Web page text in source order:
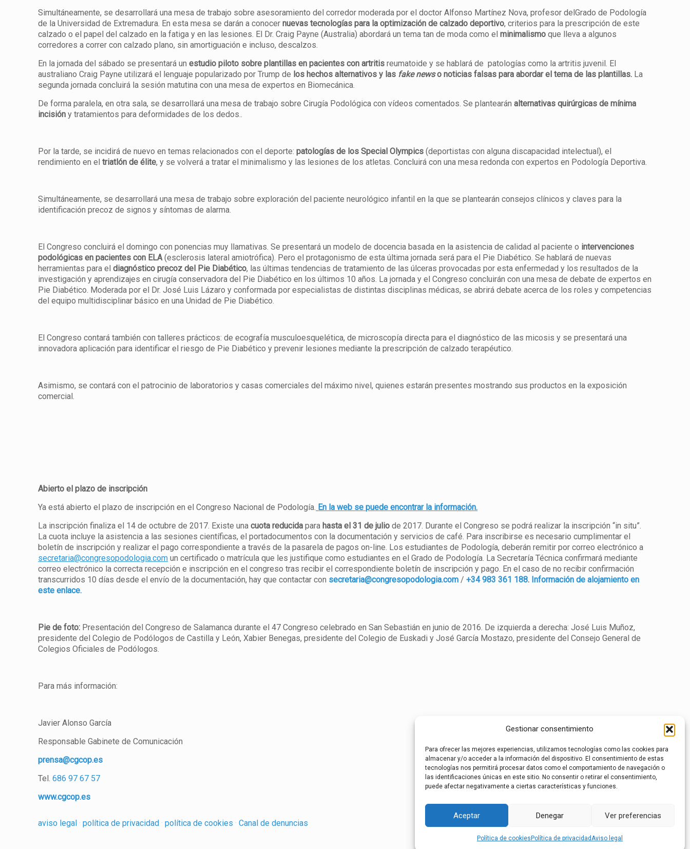
Gestionar consentimiento
Para ofrecer las mejores experiencias, utilizamos tecnologías como las cookies para
almacenar y/o acceder a la información del dispositivo. El consentimiento de estas
tecnologías nos permitirá procesar datos como el comportamiento de navegación o
las identificaciones únicas en este sitio. No consentir o retirar el consentimiento,
puede afectar negativamente a ciertas características y funciones.
Aceptar Denegar Ver preferencias
Política de cookies Política de privacidadAviso legal
Simultáneamente, se desarrollará una mesa de trabajo sobre asesoramiento del corredor moderada por el doctor Alfonso Martínez Nova, profesor delGrado de Podología
de la Universidad de Extremadura. En esta mesa se darán a conocernuevas tecnologías para la optimización de calzado deportivo, criterios para la prescripción de este
calzado o el papel del calzado en la fatiga y en las lesiones. El Dr. Craig Payne (Australia) abordará un tema tan de moda como elminimalismo que lleva a algunos
corredores a correr con calzado plano, sin amortiguación e incluso, descalzos.
En la jornada del sábado se presentará unestudio piloto sobre plantillas en pacientes con artritis reumatoide y se hablará de patologías como la artritis juvenil. El
australiano Craig Payne utilizará el lenguaje popularizado por Trump de los hechos alternativos y las fake newso noticias falsas para abordar el tema de las plantillas. La
segunda jornada concluirá la sesión matutina con una mesa de expertos en Biomecánica.
De forma paralela, en otra sala, se desarrollará una mesa de trabajo sobre Cirugía Podológica con vídeos comentados. Se plantearánalternativas quirúrgicas de mínima
incisión y tratamientos para deformidades de los dedos..
Por la tarde, se incidirá de nuevo en temas relacionados con el deporte:patologías de los Special Olympics (deportistas con alguna discapacidad intelectual), el
rendimiento en eltriatlón de élite, y se volverá a tratar el minimalismo y las lesiones de los atletas. Concluirá con una mesa redonda con expertos en Podología Deportiva.
Simultáneamente, se desarrollará una mesa de trabajo sobre exploración del paciente neurológico infantil en la que se plantearán consejos clínicos y claves para la
identificación precoz de signos y síntomas de alarma.
El Congreso concluirá el domingo con ponencias muy llamativas. Se presentará un modelo de docencia basada en la asistencia de calidad al paciente o intervenciones
podológicas en pacientes con ELA(esclerosis lateral amiotrófica). Pero el protagonismo de esta última jornada será para el Pie Diabético. Se hablará de nuevas
herramientas para eldiagnóstico precoz del Pie Diabético, las últimas tendencias de tratamiento de las úlceras provocadas por esta enfermedad y los resultados de la
investigación y aprendizajes en cirugía conservadora del Pie Diabético en los últimos 10 años. La jornada y el Congreso concluirán con una mesa de debate de expertos en
Pie Diabético. Moderada por el Dr. José Luis Lázaro y conformada por especialistas de distintas disciplinas médicas, se abrirá debate acerca de los roles y competencias
del equipo multidisciplinar básico en una Unidad de Pie Diabético.
El Congreso contará también con talleres prácticos: de ecografía musculoesquelética, de microscopía directa para el diagnóstico de las micosis y se presentará una
innovadora aplicación para identificar el riesgo de Pie Diabético y prevenir lesiones mediante la prescripción de calzado terapéutico.
Asimismo, se contará con el patrocinio de laboratorios y casas comerciales del máximo nivel, quienes estarán presentes mostrando sus productos en la exposición
comercial.
Abierto el plazo de inscripción
Ya está abierto el plazo de inscripción en el Congreso Nacional de Podología. En la web se puede encontrar la información.
La inscripción finaliza el 14 de octubre de 2017. Existe unacuota reducida para hasta el 31 de julio de 2017. Durante el Congreso se podrá realizar la inscripción “in situ”.
La cuota incluye la asistencia a las sesiones científicas, el portadocumentos con la documentación y servicios de café. Para inscribirse es necesario cumplimentar el
boletín de inscripción y realizar el pago correspondiente a través de la pasarela de pagos on-line. Los estudiantes de Podología, deberán remitir por correo electrónico a
secretaria@congresopodologia.com un certificado o matrícula que les justifique como estudiantes en el Grado de Podología. La Secretaría Técnica confirmará mediante
correo electrónico la correcta recepción e inscripción en el congreso tras recibir el correspondiente boletín de inscripción y pago. En el caso de no recibir confirmación
transcurridos 10 días desde el envío de la documentación, hay que contactar con secretaria@congresopodologia.com /+34 983 361 188. Información de alojamiento en
este enlace.
Pie de foto: Presentación del Congreso de Salamanca durante el 47 Congreso celebrado en San Sebastián en junio de 2016. De izquierda a derecha: José Luis Muñoz,
presidente del Colegio de Podólogos de Castilla y León, Xabier Benegas, presidente del Colegio de Euskadi y José García Mostazo, presidente del Consejo General de
Colegios Oficiales de Podólogos.
Para más información:
Javier Alonso García
Responsable Gabinete de Comunicación
prensa@cgcop.es
Tel.686 97 67 57
www.cgcop.es
aviso legal · política de privacidad · política de cookies · Canal de denuncias